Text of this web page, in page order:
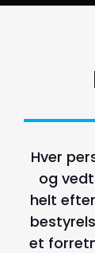
Hver
og
helt
et